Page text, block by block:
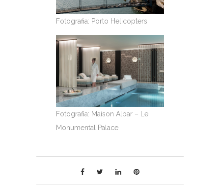
Fotografia: Porto Helicopters
Fotografia: Maison Albar – Le
Monumental Palace